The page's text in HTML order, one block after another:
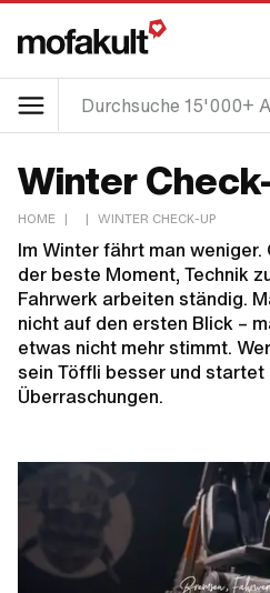
Winter
HOME | | WINTER CHECK-UP
Im Winter fährt man
der beste Moment, Technik
Fahrwerk arbeiten ständig.
nicht auf den ersten Blick –
etwas nicht mehr stimmt.
sein Töffli besser und startet
Überraschungen.